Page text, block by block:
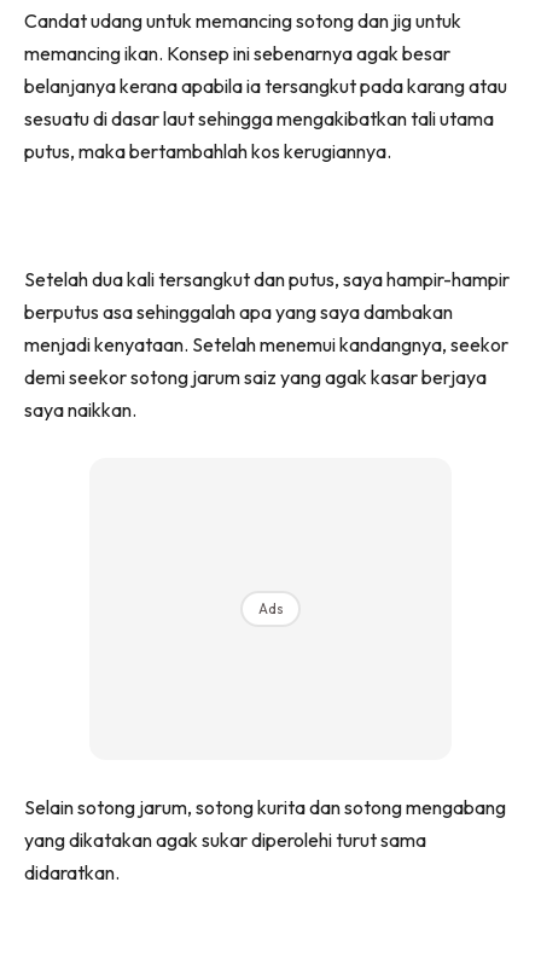
Candat udang untuk memancing sotong dan jig untuk
memancing ikan. Konsep ini sebenarnya agak besar
belanjanya kerana apabila ia tersangkut pada karang atau
sesuatu di dasar laut sehingga mengakibatkan tali utama
putus, maka bertambahlah kos kerugiannya.
Setelah dua kali tersangkut dan putus, saya hampir-hampir
berputus asa sehinggalah apa yang saya dambakan
menjadi kenyataan. Setelah menemui kandangnya, seekor
demi seekor sotong jarum saiz yang agak kasar berjaya
saya naikkan.
Ads
Selain sotong jarum, sotong kurita dan sotong mengabang
yang dikatakan agak sukar diperolehi turut sama
didaratkan.